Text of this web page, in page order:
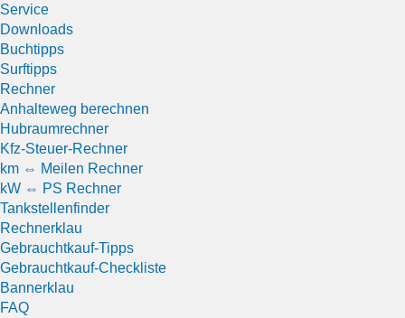
Service
Downloads
Buchtipps
Surftipps
Rechner
Anhalteweg berechnen
Hubraumrechner
Kfz-Steuer-Rechner
km ⇔ Meilen Rechner
kW ⇔ PS Rechner
Tankstellenfinder
Rechnerklau
Gebrauchtkauf-Tipps
Gebrauchtkauf-Checkliste
Bannerklau
FAQ